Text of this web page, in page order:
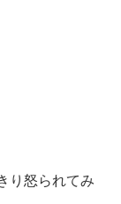
り怒られてみ